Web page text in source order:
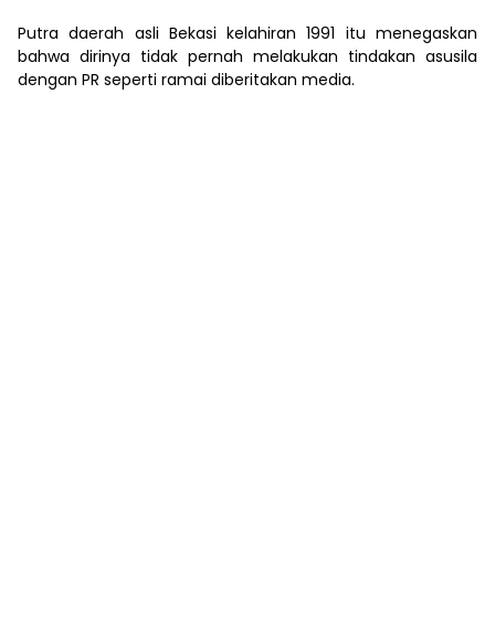
Putra daerah asli Bekasi kelahiran 1991 itu menegaskan
bahwa dirinya tidak pernah melakukan tindakan asusila
dengan PR seperti ramai diberitakan media.